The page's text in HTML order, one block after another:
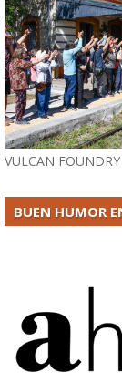
VULCAN
BUEN HUMOR